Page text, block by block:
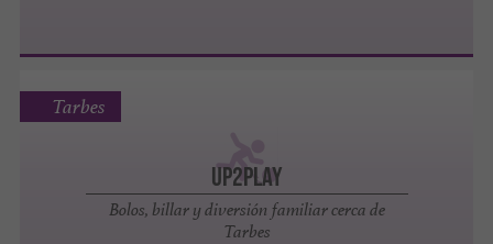
UP2PLAY
Bolos, billar y diversión familiar cerca de
Tarbes
Tarbes